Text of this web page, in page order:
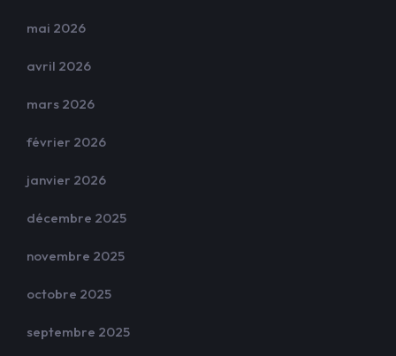
mai 2026
avril 2026
mars 2026
février 2026
janvier 2026
décembre 2025
novembre 2025
octobre 2025
septembre 2025